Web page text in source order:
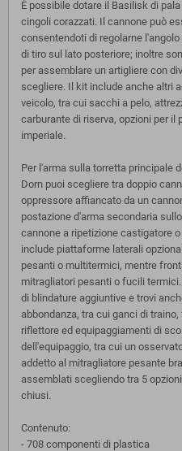
È possibile dotare il Basilisk di
cingoli corazzati. Il cannone può
consentendoti di regolarne
di tiro sul lato posteriore; inoltre
per assemblare un artigliere con
scegliere. Il kit include anche altri
veicolo, tra cui sacchi a pelo,
carburante di riserva, opzioni per il
imperiale.
Per l'arma sulla torretta principale
Dorn puoi scegliere tra doppio
oppressore affiancato da un
postazione d'arma secondaria
cannone a ripetizione castigatore
include piattaforme laterali
pesanti o multitermici, mentre
mitragliatori pesanti o fucili
di blindature aggiuntive e trovi
abbondanza, tra cui ganci di
riflettore ed equipaggiamenti di
dell'equipaggio, tra cui un
addetto al mitragliatore pesante
assemblati scegliendo tra 5
chiusi.
Contenuto:
- 708 componenti di plastica